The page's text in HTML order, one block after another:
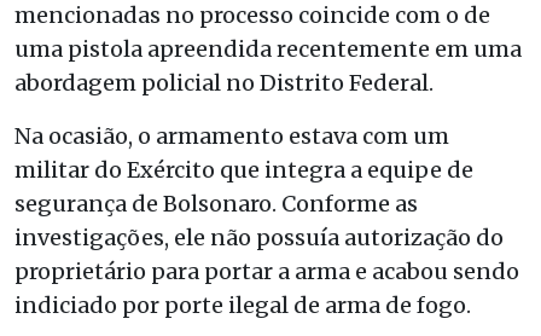
mencionadas no processo coincide com o de
uma pistola apreendida recentemente em uma
abordagem policial no Distrito Federal.
Na ocasião, o armamento estava com um
militar do Exército que integra a equipe de
segurança de Bolsonaro. Conforme as
investigações, ele não possuía autorização do
proprietário para portar a arma e acabou sendo
indiciado por porte ilegal de arma de fogo.